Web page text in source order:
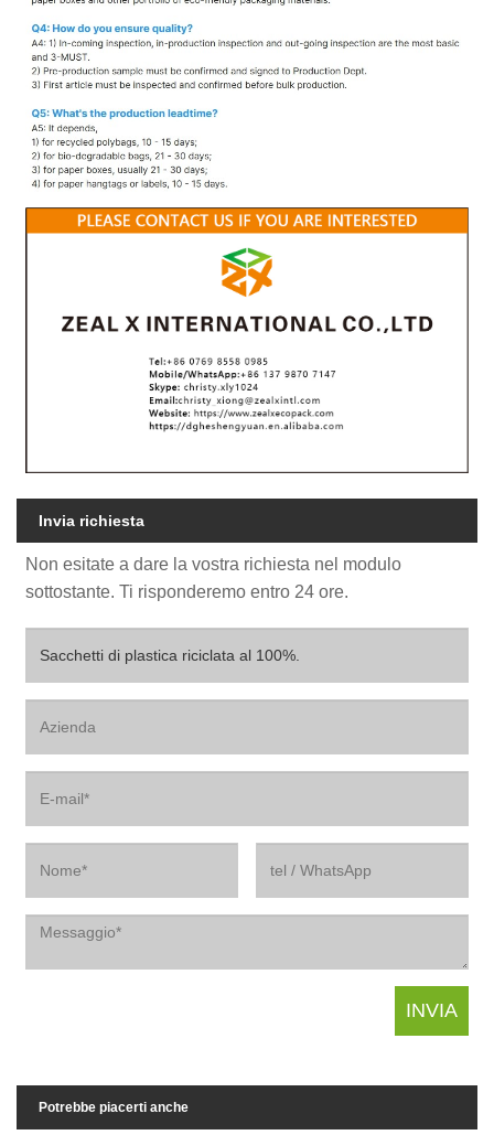
Invia richiesta
Non esitate a dare la vostra richiesta nel modulo
sottostante. Ti risponderemo entro 24 ore.
Potrebbe piacerti anche